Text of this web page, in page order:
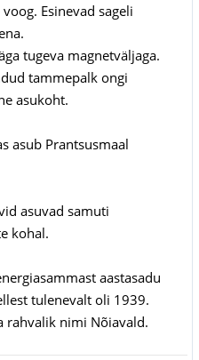
Esinevad sageli
tugeva magnetväljaga.
tammepalk ongi
asukoht.
asub Prantsusmaal
asuvad samuti
kohal.
aastasadu
tulenevalt oli 1939.
rahvalik nimi Nõiavald.